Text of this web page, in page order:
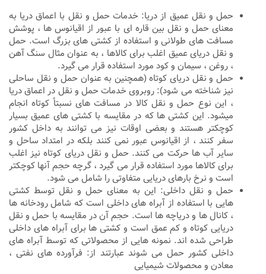
حمل و نقل عمیق از دریا: خدمات حمل و نقل با اعماق دریا به
معنای حمل و نقل بین قاره ای با عبور از اقیانوس ها ، پوشش
مسافت های طولانی و استفاده از کشتی های بزرگ است. حمل
و نقل دریای عمیق اغلب برای کالاها ، به عنوان مثال سنگ آهن
، روغن ، سیمان و کود مورد استفاده قرار می گیرد.
حمل و نقل دریای کوتاه (همچنین به عنوان حمل و نقل ساحلی
نیز شناخته می شود): روبروی خدمات حمل و نقل در اعماق دریا
، این نوع حمل و نقل کالا در مسافت های نسبتاً کوتاه انجام
میشود. این کشتی ها که در مقایسه با کشتی های عمیق بسیار
کوچکتر هستند و بعضی اوقات نیز می توانند به داخل کشور
سفر کنند ، از اقیانوس عبور نمی کنند بلکه در امتداد ساحل و
سایر آب ها حرکت می کنند. حمل و نقل دریای کوتاه نیز اغلب
برای کالاها مورد استفاده قرار می گیرد ، گرچه حجم آنها کوچکتر
است و نرخ بارهای دریایی متفاوتی را شامل می شود.
حمل و نقل داخلی: این به معنای حمل و نقل توسط کشتی
هایی با استفاده از آبراه های داخلی است که شامل رودخانه ها
، کانال ها و دریاچه ها است. حجم آن در مقایسه با حمل و نقل
دریایی کوتاه و کم عمق است و کشتی ها برای آبراه های داخلی
طراحی شده اند. نمونه هایی از محصولاتی که توسط آبراه های
داخلی کشور حمل می شوند عبارتند از: فرآورده های نفتی ،
معادن و محصولات شیمیایی